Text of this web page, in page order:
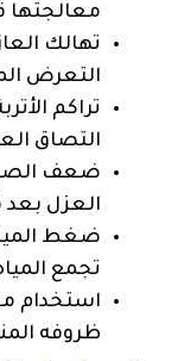
معالجتها
تهالك
التعرض
تراكم
التصاق
ضعف
العزل بعد
ضغط
تجمع
استخدام
ظروفه